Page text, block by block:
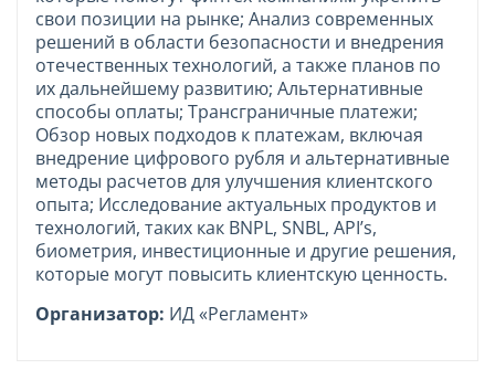
свои позиции на рынке; Анализ современных
решений в области безопасности и внедрения
отечественных технологий, а также планов по
их дальнейшему развитию; Альтернативные
способы оплаты; Трансграничные платежи;
Обзор новых подходов к платежам, включая
внедрение цифрового рубля и альтернативные
методы расчетов для улучшения клиентского
опыта; Исследование актуальных продуктов и
технологий, таких как BNPL, SNBL, API’s,
биометрия, инвестиционные и другие решения,
которые могут повысить клиентскую ценность.
Организатор: ИД «Регламент»